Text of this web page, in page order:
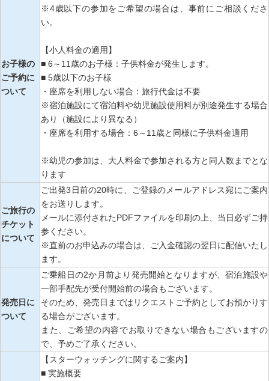
お子様の
ご予約に
ついて
※4歳以下の参加をご希望の場合は、事前にご相談くださ
い。
【小人料金の適用】
■ 6～11歳のお子様：子供料金が発生します。
■ 5歳以下のお子様
・座席を利用しない場合：旅行代金は不要
※宿泊施設にて宿泊料や幼児施設使用料が別途発生する場合
あり（施設により異なる）
・座席を利用する場合：6～11歳と同様に子供料金適用
※幼児の参加は、大人料金で参加される方と同人数までとな
ります
ご旅行の
チケット
について
ご出発3日前の20時に、ご登録のメールアドレス宛にご案内
をお送りします。
メールに添付されたPDFファイルを印刷の上、当日必ずご持
参ください。
※直前のお申込みの場合は、ご入金確認の翌日に配信いたし
ます。
発売日に
ついて
ご乗船日の2か月前より発売開始となりますが、宿泊施設や
一部手配先が受付開始前の場合もございます。
そのため、発売日まではリクエストご予約としてお預かりす
る場合がございます。
また、ご希望の内容でお取りできない場合もございますの
で、予めご了承ください。
【スターウォッチングに関するご案内】
■ 実施概要